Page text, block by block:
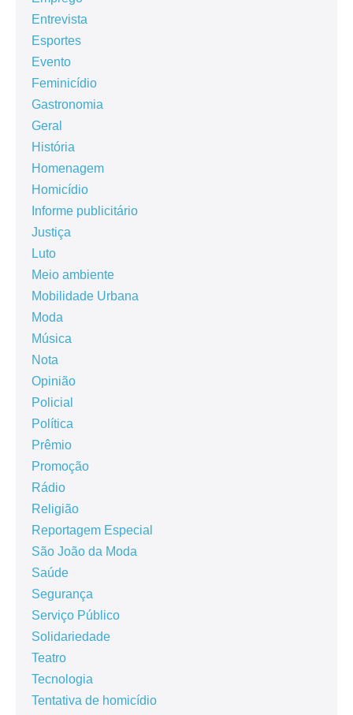
Entrevista
Esportes
Evento
Feminicídio
Gastronomia
Geral
História
Homenagem
Homicídio
Informe publicitário
Justiça
Luto
Meio ambiente
Mobilidade Urbana
Moda
Música
Nota
Opinião
Policial
Política
Prêmio
Promoção
Rádio
Religião
Reportagem Especial
São João da Moda
Saúde
Segurança
Serviço Público
Solidariedade
Teatro
Tecnologia
Tentativa de homicídio